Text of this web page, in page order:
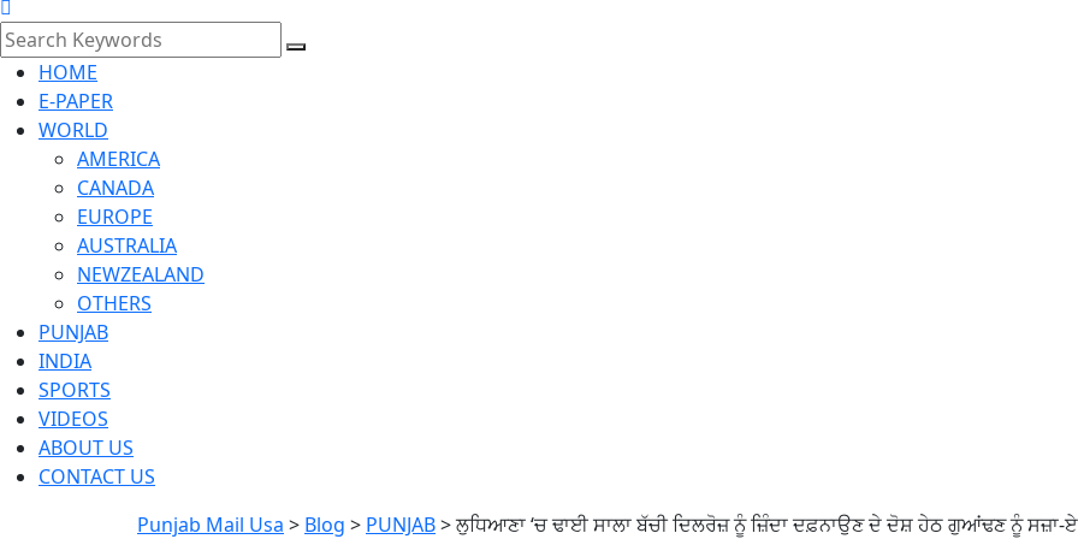
HOME
E-PAPER
WORLD
AMERICA
CANADA
EUROPE
AUSTRALIA
NEWZEALAND
OTHERS
PUNJAB
INDIA
SPORTS
VIDEOS
ABOUT US
CONTACT US
Punjab Mail Usa > Blog > PUNJAB>ਲੁਧਿਆਣਾ ‘ਚ ਢਾਈ ਸਾਲਾ ਬੱਚੀ ਦਿਲਰੋਜ਼ ਨੂੰ ਜ਼ਿੰਦਾ ਦਫ਼ਨਾਉਣ ਦੇ ਦੋਸ਼ ਹੇਠ ਗੁਆਂਢਣ ਨੂੰ ਸਜ਼ਾ-